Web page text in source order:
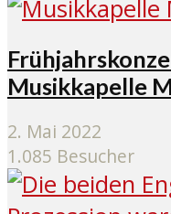
Musikkapelle
2. Mai 2022
1.085 Besucher